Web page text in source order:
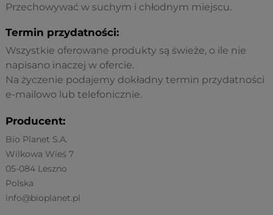
Przechowywać w suchym i chłodnym miejscu.
Termin przydatności:
Wszystkie oferowane produkty są świeże, o ile nie
napisano inaczej w ofercie.
Na życzenie podajemy dokładny termin przydatności
e-mailowo lub telefonicznie.
Producent:
Bio Planet S.A.
Wilkowa Wieś 7
05-084 Leszno
Polska
info@bioplanet.pl